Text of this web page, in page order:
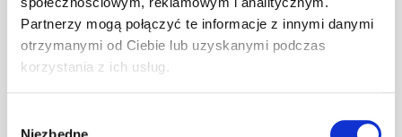
Partnerzy mogą połączyć te informacje z innymi danymi
otrzymanymi od Ciebie lub uzyskanymi podczas
korzystania z ich usług.
Niezbędne
ciemnobrązowy
Uchwyt płotka
przeciwśn. 155